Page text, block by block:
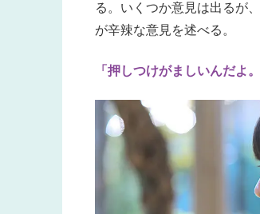
る。いくつか意見は出るが
が辛辣な意見を述べる。
「押しつけがましいんだよ